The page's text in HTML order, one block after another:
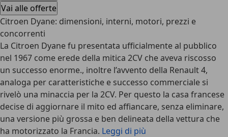
Vai alle offerte
Citroen Dyane: dimensioni, interni, motori, prezzi e
concorrenti
La Citroen Dyane fu presentata ufficialmente al pubblico
nel 1967 come erede della mitica 2CV che aveva riscosso
un successo enorme., inoltre l’avvento della Renault 4,
analoga per caratteristiche e successo commerciale si
rivelò una minaccia per la 2CV. Per questo la casa francese
decise di aggiornare il mito ed affiancare, senza eliminare,
una versione più grossa e ben delineata della vettura che
ha motorizzato la Francia. Leggi di più